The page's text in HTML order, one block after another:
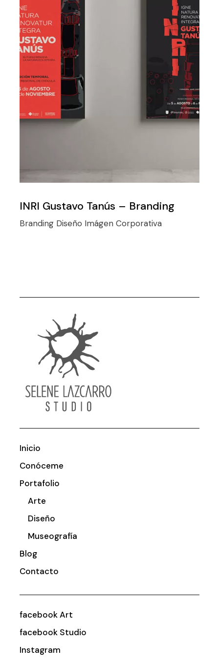
INRI Gustavo Tanús – Branding
Branding Diseño Imágen Corporativa
Inicio
Conóceme
Portafolio
Arte
Diseño
Museografía
Blog
Contacto
facebook Art
facebook Studio
Instagram